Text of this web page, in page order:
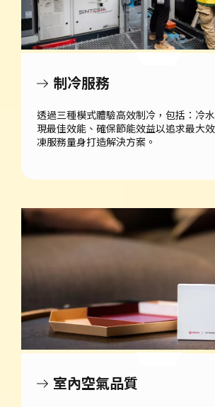
制冷服務
透過三種模式體驗高效制冷，包括：冷
現最佳效能、確保節能效益以追求最大
凍服務量身打造解決方案。
室內空氣品質